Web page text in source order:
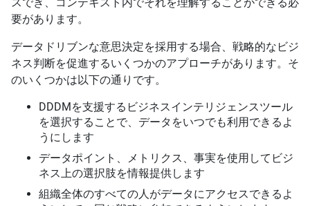
要があります。
データドリブンな意思決定を採用する場合、戦略的なビジ
ネス判断を促進するいくつかのアプローチがあります。そ
のいくつかは以下の通りです。
DDDMを支援するビジネスインテリジェンスツール
を選択することで、データをいつでも利用できるよ
うにします
データポイント、メトリクス、事実を使用してビジ
ネス上の選択肢を情報提供します
組織全体のすべての人がデータにアクセスできるよ